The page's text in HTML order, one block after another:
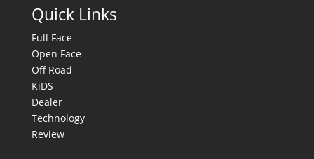
Quick Links
Full Face
Open Face
Off Road
KiDS
Dealer
Technology
Review